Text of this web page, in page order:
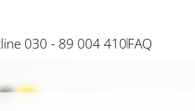
030 - 89 004 410FAQ